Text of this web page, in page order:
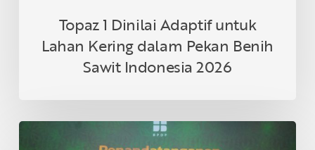
Topaz 1 Dinilai Adaptif untuk
Lahan Kering dalam Pekan Benih
Sawit Indonesia 2026